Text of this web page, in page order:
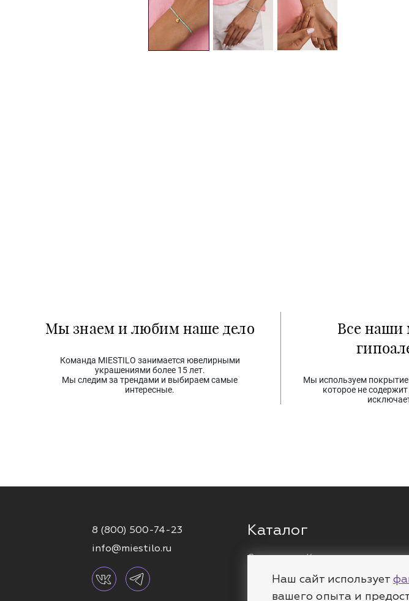
Мы знаем и любим наше дело
Команда MIESTILO занимается ювелирными
украшениями более 15 лет.
Мы следим за трендами и выбираем самые
интересные.
Все наши
Мы используем
которое не
8 (800) 500-74-23
info@miestilo.ru
Каталог
Серьги
Каффы
Браслеты
Кольца
Цепи
Пирсинг
Наш сайт использует
вашего опыта и